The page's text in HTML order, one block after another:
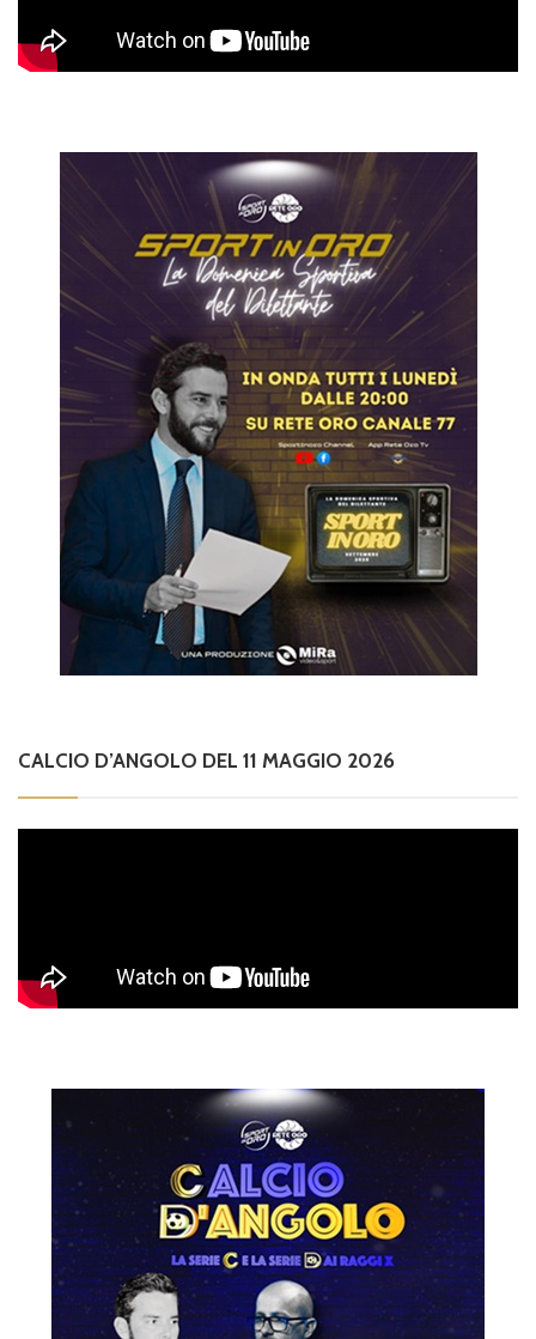
CALCIO D’ANGOLO DEL 11 MAGGIO 2026